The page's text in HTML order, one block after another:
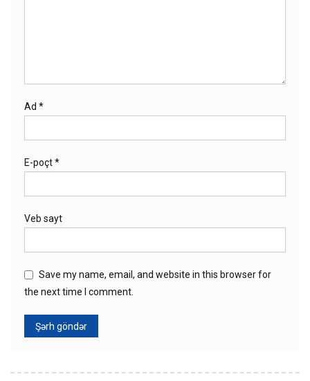
Ad *
E-poçt*
Veb sayt
Save my name, email, and website in this browser for
the next time I comment.